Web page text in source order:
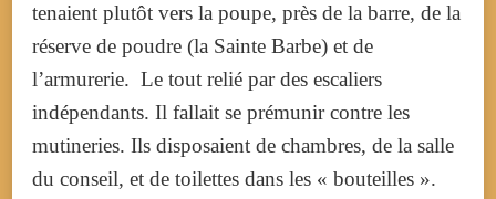
tenaient plutôt vers la poupe, près de la barre, de la
réserve de poudre (la Sainte Barbe) et de
l’armurerie. Le tout relié par des escaliers
indépendants. Il fallait se prémunir contre les
mutineries. Ils disposaient de chambres, de la salle
du conseil, et de toilettes dans les « bouteilles ».